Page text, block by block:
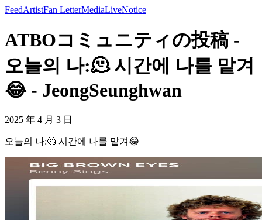
FeedArtistFan LetterMediaLiveNotice
ATBOコミュニティの投稿 -
오늘의 나:🫠 시간에 나를 맡겨
😂 - JeongSeunghwan
2025 年 4 月 3 日
오늘의 나:🫠 시간에 나를 맡겨😂